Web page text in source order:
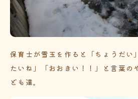
保育士が雪玉を作ると「ちょうだい
たいね」「おおきい！！」と言葉の
ども達。